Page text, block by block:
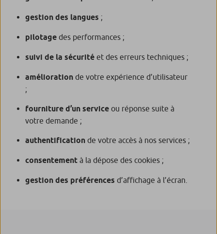
gestion des langues ;
pilotage des performances ;
suivi de la sécurité et des erreurs techniques ;
amélioration de votre expérience d’utilisateur
;
fourniture d’un service ou réponse suite à
votre demande ;
authentification de votre accès à nos services ;
consentement à la dépose des cookies ;
gestion des préférences d’affichage à l’écran.